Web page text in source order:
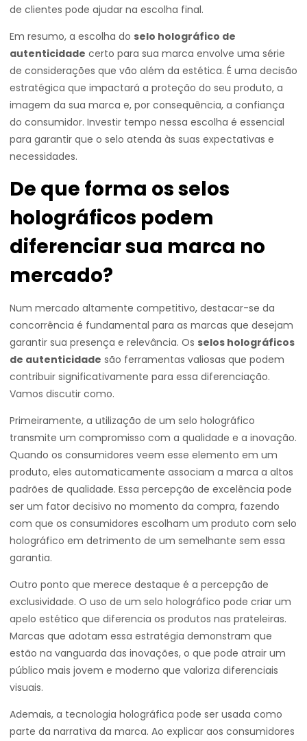
de clientes pode ajudar na escolha final.
Em resumo, a escolha do selo holográfico de
autenticidade certo para sua marca envolve uma série
de considerações que vão além da estética. É uma decisão
estratégica que impactará a proteção do seu produto, a
imagem da sua marca e, por consequência, a confiança
do consumidor. Investir tempo nessa escolha é essencial
para garantir que o selo atenda às suas expectativas e
necessidades.
De que forma os selos
holográficos podem
diferenciar sua marca no
mercado?
Num mercado altamente competitivo, destacar-se da
concorrência é fundamental para as marcas que desejam
garantir sua presença e relevância. Os selos holográficos
de autenticidade são ferramentas valiosas que podem
contribuir significativamente para essa diferenciação.
Vamos discutir como.
Primeiramente, a utilização de um selo holográfico
transmite um compromisso com a qualidade e a inovação.
Quando os consumidores veem esse elemento em um
produto, eles automaticamente associam a marca a altos
padrões de qualidade. Essa percepção de excelência pode
ser um fator decisivo no momento da compra, fazendo
com que os consumidores escolham um produto com selo
holográfico em detrimento de um semelhante sem essa
garantia.
Outro ponto que merece destaque é a percepção de
exclusividade. O uso de um selo holográfico pode criar um
apelo estético que diferencia os produtos nas prateleiras.
Marcas que adotam essa estratégia demonstram que
estão na vanguarda das inovações, o que pode atrair um
público mais jovem e moderno que valoriza diferenciais
visuais.
Ademais, a tecnologia holográfica pode ser usada como
parte da narrativa da marca. Ao explicar aos consumidores